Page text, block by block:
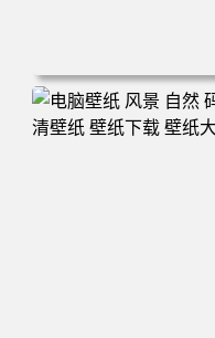
电脑壁纸 自然 天空 风
面 高清壁纸 壁纸下载 壁